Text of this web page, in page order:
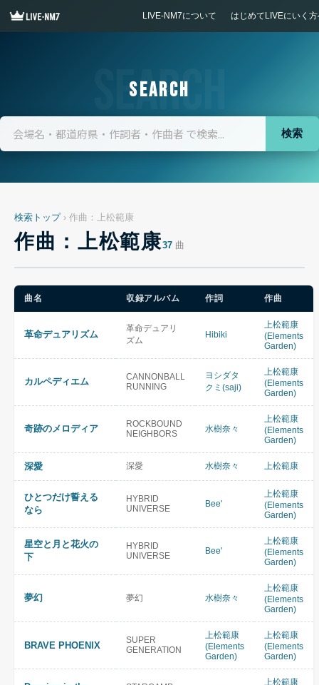
LIVE-NM7について はじめてLIVEにいく
SEARCH
検索
検索トップ› 作曲：上松範康
作曲：上松範康37曲
曲名 収録アルバム 作詞 作曲
革命デュアリズム
革命デュアリ
ズム
Hibiki
上松範康
(Elements
Garden)
カルペディエム
CANNONBALL
RUNNING
ヨシダタ
クミ(saji)
上松範康
(Elements
Garden)
奇跡のメロディア
ROCKBOUND
NEIGHBORS
水樹奈々
上松範康
(Elements
Garden)
深愛 深愛 水樹奈々 上松範康
ひとつだけ誓える
なら
HYBRID
UNIVERSE
Bee'
上松範康
(Elements
Garden)
星空と月と花火の
下
HYBRID
UNIVERSE
Bee'
上松範康
(Elements
Garden)
夢幻 夢幻 水樹奈々
上松範康
(Elements
Garden)
BRAVE PHOENIX
SUPER
GENERATION
上松範康
(Elements
Garden)
上松範康
(Elements
Garden)
上松範康